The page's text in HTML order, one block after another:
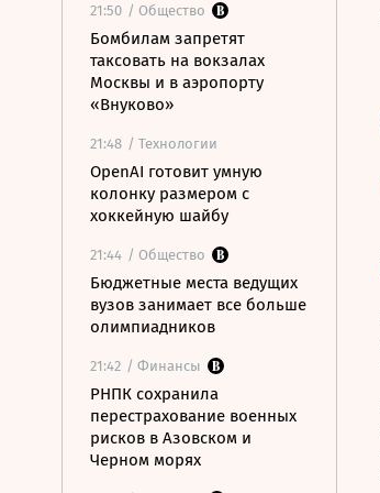
21:50 / Общество
Бомбилам запретят
таксовать на вокзалах
Москвы и в аэропорту
«Внуково»
21:48 / Технологии
OpenAI готовит умную
колонку размером с
хоккейную шайбу
21:44 / Общество
Бюджетные места ведущих
вузов занимает все больше
олимпиадников
21:42 / Финансы
РНПК сохранила
перестрахование военных
рисков в Азовском и
Черном морях